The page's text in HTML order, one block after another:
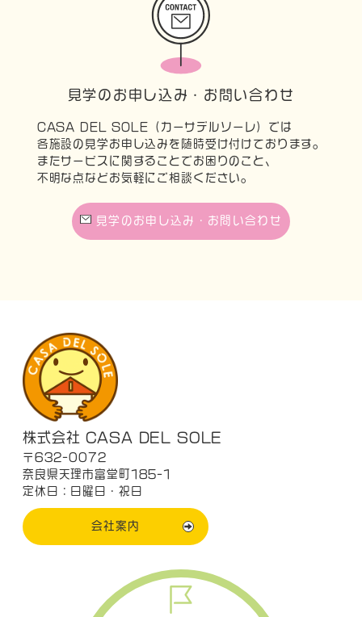
見学のお申し込み・お問い合わせ
CASA DEL SOLE（カーサデルソーレ）では
各施設の見学お申し込みを随時受け付けております。
またサービスに関することでお困りのこと、
不明な点などお気軽にご相談ください。
見学のお申し込み・お問い合わせ
株式会社 CASA DEL SOLE
〒632-0072
奈良県天理市富堂町185-1
定休日：日曜日・祝日
会社案内